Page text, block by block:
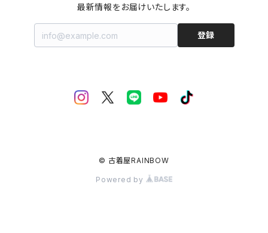
最新情報をお届けいたします。
登録
© 古着屋RAINBOW
Powered by